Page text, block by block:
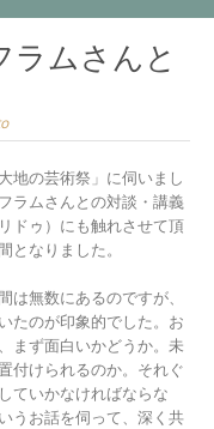
ラムさんと
地の芸術祭」に伺いまし
ラムさんとの対談・講義
ドゥ）にも触れさせて頂
となりました。
無数にあるのですが、
たのが印象的でした。お
まず面白いかどうか。未
付けられるのか。それぐ
ていかなければならな
うお話を伺って、深く共